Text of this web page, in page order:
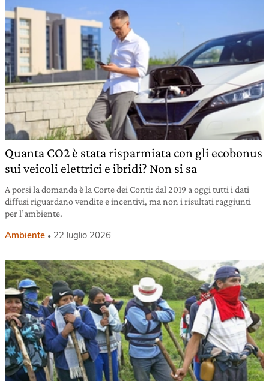
Quanta CO2 è stata risparmiata con gli ecobonus
sui veicoli elettrici e ibridi? Non si sa
A porsi la domanda è la Corte dei Conti: dal 2019 a oggi tutti i dati
diffusi riguardano vendite e incentivi, ma non i risultati raggiunti
per l’ambiente.
Ambiente 22 luglio 2026